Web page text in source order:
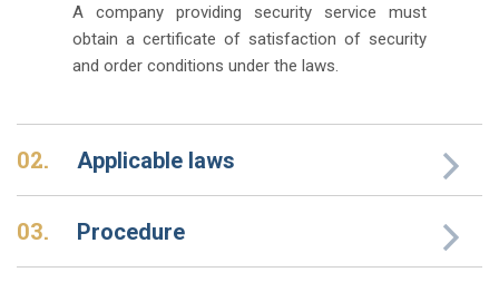
A company providing security service must
obtain a certificate of satisfaction of security
and order conditions under the laws.
02. Applicable laws
03. Procedure